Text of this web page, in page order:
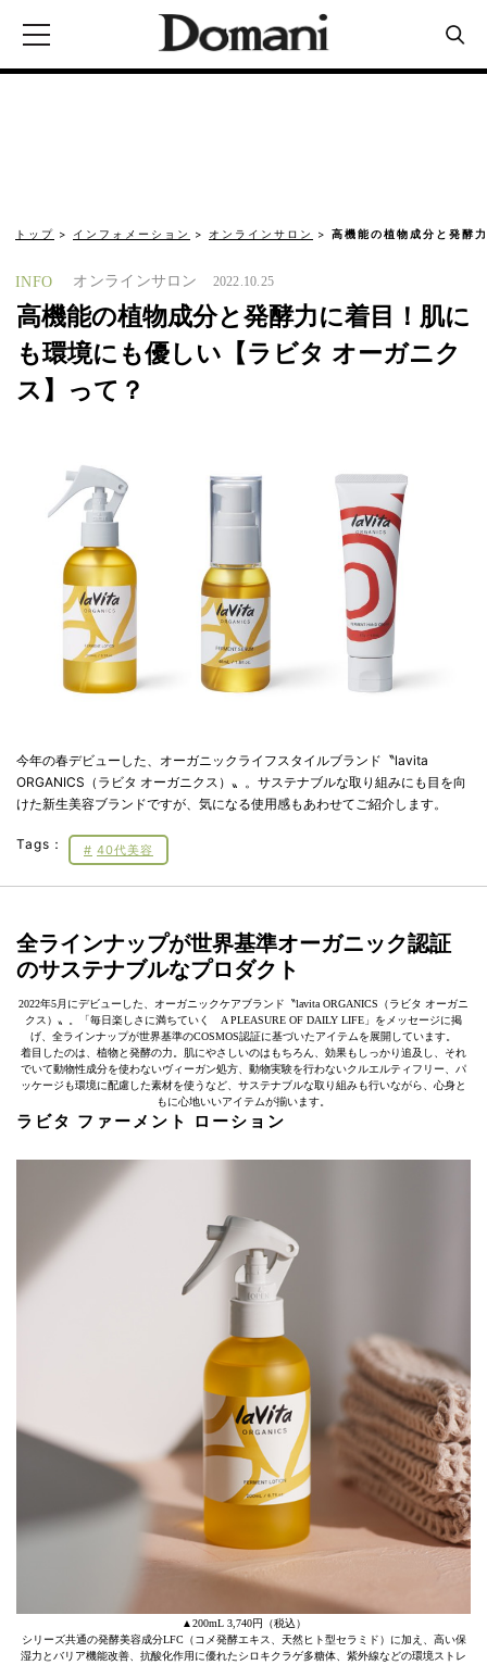
トップ インフォメーション オンラインサロン 高機能の植物成分と発酵
INFO オンラインサロン 2022.10.25
高機能の植物成分と発酵力に着目！肌に
も環境にも優しい【ラビタ オーガニク
ス】って？
今年の春デビューした、オーガニックライフスタイルブランド〝lavita
ORGANICS（ラビタ オーガニクス）〟。サステナブルな取り組みにも目を向
けた新生美容ブランドですが、気になる使用感もあわせてご紹介します。
Tags： 40代美容
全ラインナップが世界基準オーガニック認証
のサステナブルなプロダクト
2022年5月にデビューした、オーガニックケアブランド〝lavita ORGANICS（ラビタ オーガニ
クス）〟。「毎日楽しさに満ちていく A PLEASURE OF DAILY LIFE」をメッセージに掲
げ、全ラインナップが世界基準のCOSMOS認証に基づいたアイテムを展開しています。
着目したのは、植物と発酵の力。肌にやさしいのはもちろん、効果もしっかり追及し、それ
でいて動物性成分を使わないヴィーガン処方、動物実験を行わないクルエルティフリー、パ
ッケージも環境に配慮した素材を使うなど、サステナブルな取り組みも行いながら、心身と
もに心地いいアイテムが揃います。
ラビタ ファーメント ローション
▲200mL 3,740円（税込）
シリーズ共通の発酵美容成分LFC（コメ発酵エキス、天然ヒト型セラミド）に加え、高い保
湿力とバリア機能改善、抗酸化作用に優れたシロキクラゲ多糖体、紫外線などの環境ストレ